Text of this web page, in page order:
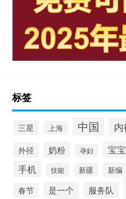
标签
三星 上海 中国 内
外径 奶粉 孕妇 宝宝
手机 技能 新疆 新编
春节 是一个 服务队